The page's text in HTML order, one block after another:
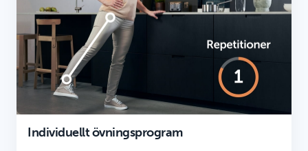
Individuellt övningsprogram